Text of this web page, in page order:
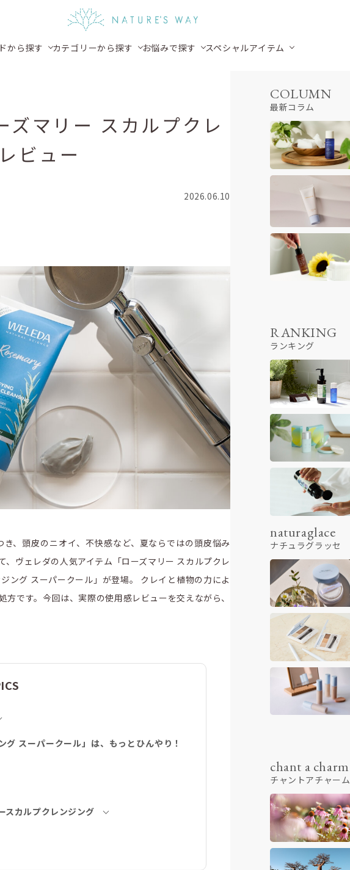
から探す カテゴリーから探す お悩みで探す スペシャルアイテム
ズマリー スカルプクレ
ビュー
2026.06.10
、頭皮のニオイ、不快感など、夏ならではの頭皮悩み
ヴェレダの人気アイテム「ローズマリー スカルプクレ
ング スーパークール」が登場。 クレイと植物の力によ
です。今回は、実際の使用感レビューを交えながら、
スーパークール」は、もっとひんやり！
スカルプクレンジング
COLUMN
最新コラム
RANKING
ランキング
naturaglace
ナチュラグラッセ
chant a charm
チャントアチャーム